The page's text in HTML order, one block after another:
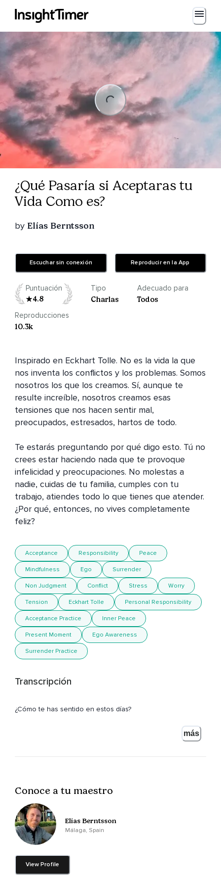
Loading...
Loading...
¿Qué Pasaría si Aceptaras tu
Vida Como es?
by Elías Berntsson
Escuchar sin conexión Reproducir en la App
Puntuación
4.8
Tipo
Charlas
Adecuado para
Todos
Reproducciones
10.3k
Inspirado en Eckhart Tolle. No es la vida la que
nos inventa los conflictos y los problemas. Somos
nosotros los que los creamos. Sí, aunque te
resulte increíble, nosotros creamos esas
tensiones que nos hacen sentir mal,
preocupados, estresados, hartos de todo.
Te estarás preguntando por qué digo esto. Tú no
crees estar haciendo nada que te provoque
infelicidad y preocupaciones. No molestas a
nadie, cuidas de tu familia, cumples con tu
trabajo, atiendes todo lo que tienes que atender.
¿Por qué, entonces, no vives completamente
feliz?
Acceptance Responsibility Peace
Mindfulness Ego Surrender
Non Judgment Conflict Stress Worry
Tension Eckhart Tolle Personal Responsibility
Acceptance Practice Inner Peace
Present Moment Ego Awareness
Surrender Practice
Transcripción
¿Cómo te has sentido en estos días?
Seguramente has tenido algunos momentos de tensiones,
De conflictos que ni siquiera entiendes por qué han surgido.
De serenidad.
En realidad,
Así nos movemos en la vida.
No es la vida la que nos inventa los conflictos y los
problemas,
Somos nosotros los que los creamos.
más
Conoce a tu maestro
Elías Berntsson
Málaga, Spain
View Profile